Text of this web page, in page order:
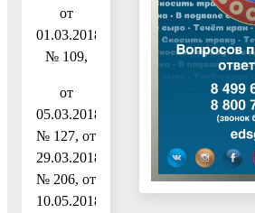
от
01.03.2018
№ 109,
от
05.03.2018
№ 127, от
29.03.2018
№ 206, от
10.05.2018